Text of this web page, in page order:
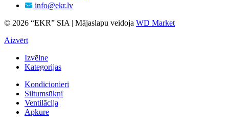
info@ekr.lv
© 2026 “EKR” SIA | Mājaslapu veidoja WD Market
Aizvērt
Izvēlne
Kategorijas
Kondicionieri
Siltumsūkņi
Ventilācija
Apkure